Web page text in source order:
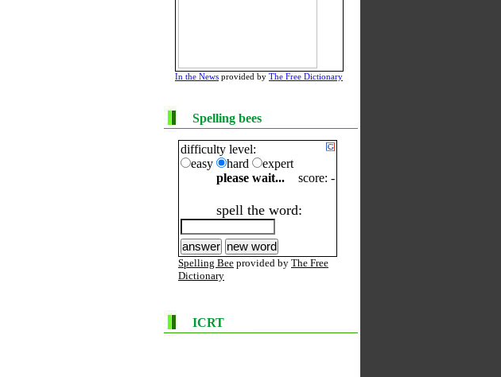
In the News provided by The Free Dictionary
Spelling bees
difficulty level:
easy
hard
expert
score: -
please wait...
spell the word:
Spelling Bee provided by The Free
Dictionary
ICRT